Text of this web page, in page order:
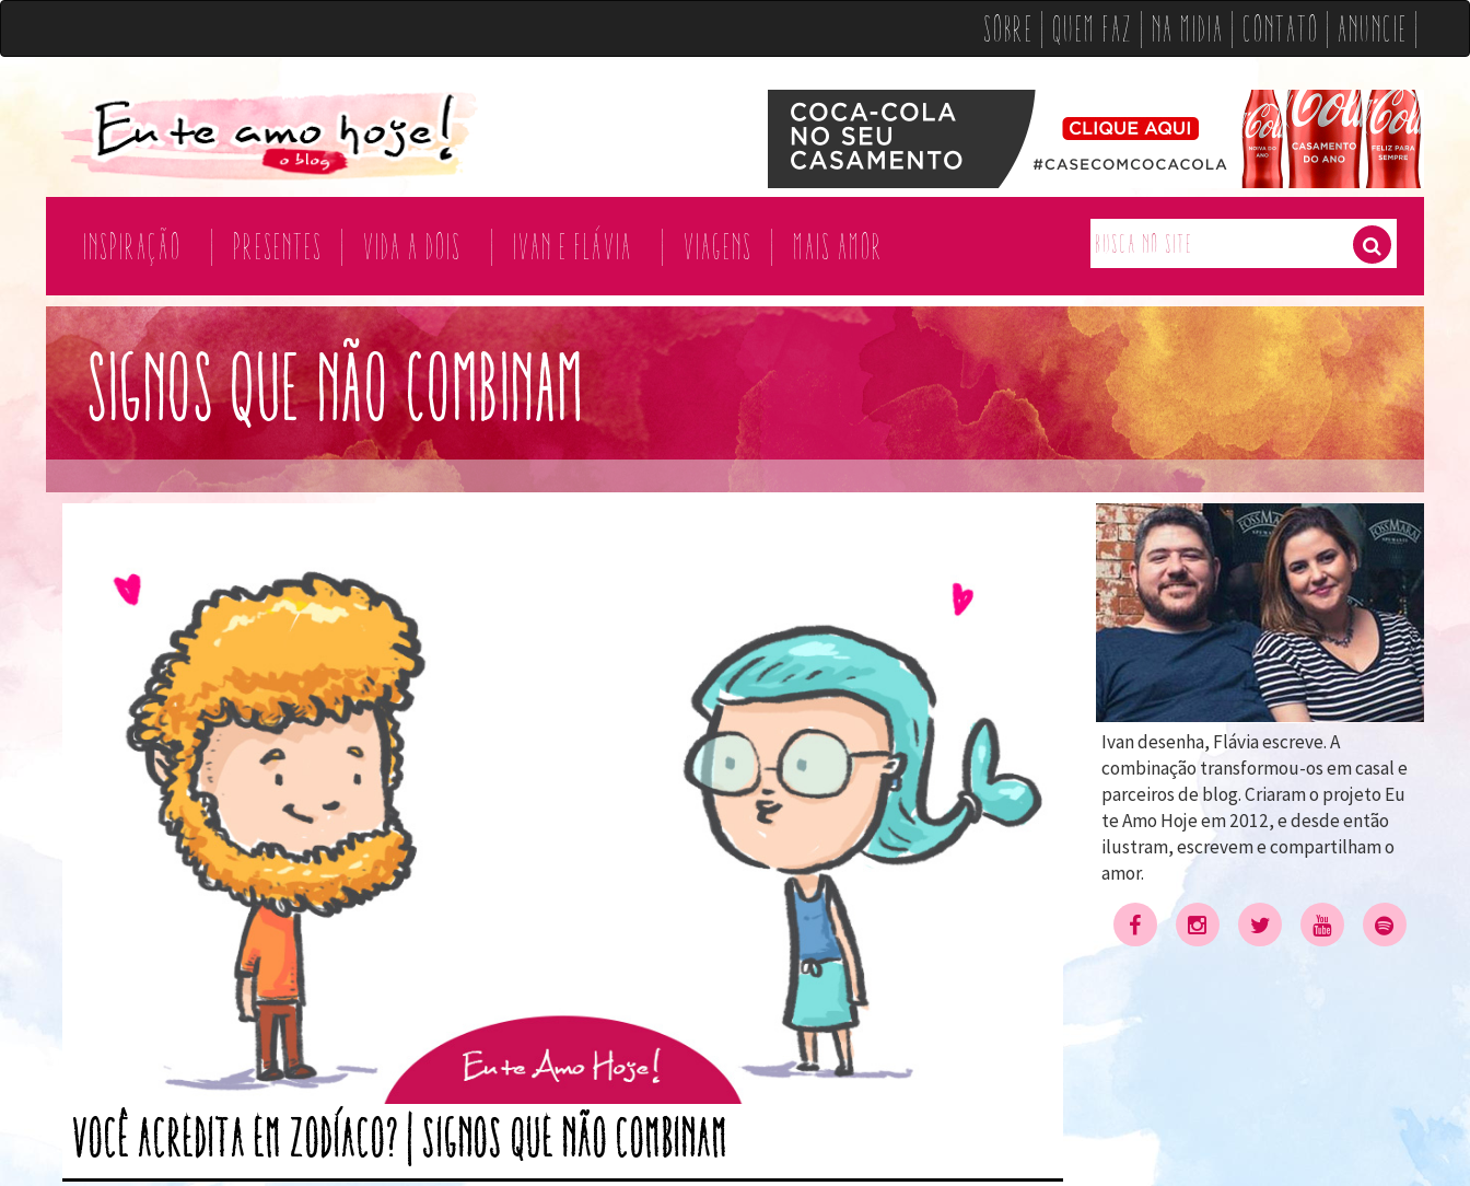
Sobre Quem Faz Na Midia Contato Anuncie
Inspiração | Presentes | Vida a Dois | Ivan e Flávia | Viagens | Mais amor
signos que não combinam
Você acredita em Zodíaco? | Signos que não combinam
Ivan desenha, Flávia escreve. A
combinação transformou-os em casal e
parceiros de blog. Criaram o projeto Eu
te Amo Hoje em 2012, e desde então
ilustram, escrevem e compartilham o
amor.